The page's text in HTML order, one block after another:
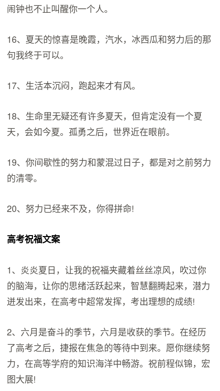
闹钟也不止叫醒你一个人。
16、夏天的惊喜是晚霞，汽水，冰西瓜和努力后的那
句我终于可以。
17、生活本沉闷，跑起来才有风。
18、生命里无疑还有许多夏天，但肯定没有一个夏
天，会如今夏。孤勇之后，世界近在眼前。
19、你间歇性的努力和蒙混过日子，都是对之前努力
的清零。
20、努力已经来不及，你得拼命!
高考祝福文案
1、炎炎夏日，让我的祝福夹藏着丝丝凉风，吹过你
的脑海，让你的思绪活跃起来，智慧翻腾起来，潜力
迸发出来，在高考中超常发挥，考出理想的成绩!
2、六月是奋斗的季节，六月是收获的季节。在经历
了高考之后，捷报在焦急的等待中到来。愿你继续努
力，在高等学府的知识海洋中畅游。祝前程似锦，宏
图大展!